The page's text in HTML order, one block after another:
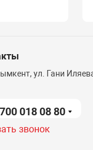
ул. Гани
018 08 80
звонок